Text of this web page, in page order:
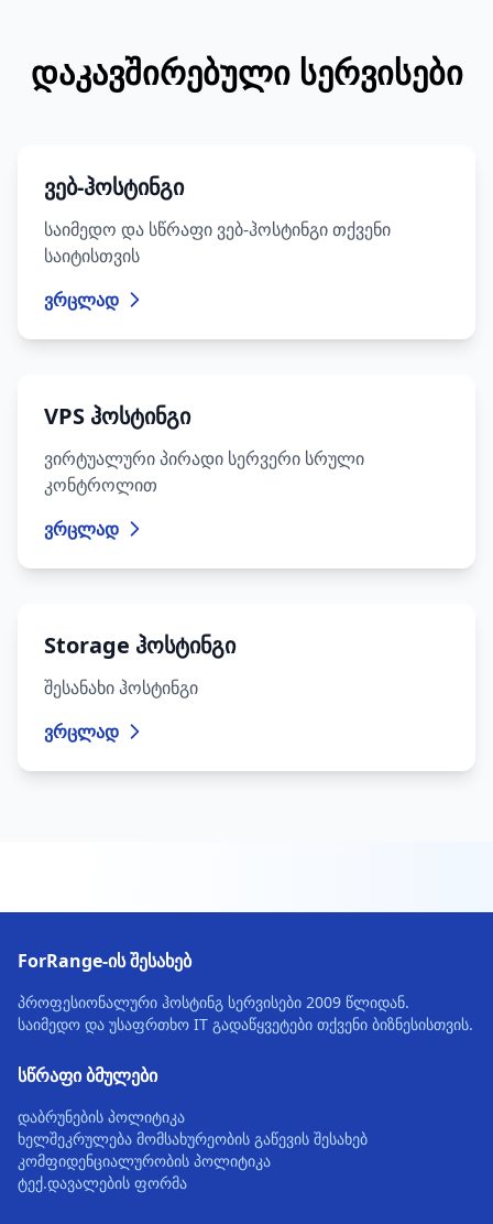
დაკავშირებული სერვისები
ვებ-ჰოსტინგი
საიმედო და სწრაფი ვებ-ჰოსტინგი თქვენი
საიტისთვის
ვრცლად
VPS ჰოსტინგი
ვირტუალური პირადი სერვერი სრული
კონტროლით
ვრცლად
Storage ჰოსტინგი
შესანახი ჰოსტინგი
ვრცლად
ForRange-ის შესახებ
პროფესიონალური ჰოსტინგ სერვისები 2009 წლიდან.
საიმედო და უსაფრთხო IT გადაწყვეტები თქვენი ბიზნესისთვის.
სწრაფი ბმულები
დაბრუნების პოლიტიკა
ხელშეკრულება მომსახურეობის გაწევის შესახებ
კომფიდენციალურობის პოლიტიკა
ტექ.დავალების ფორმა